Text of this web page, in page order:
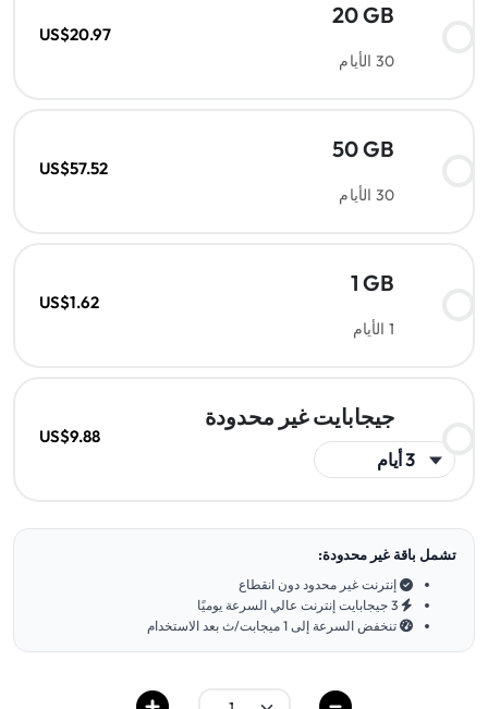
20 GB
30 الأيام
US$20.97
50 GB
30 الأيام
US$57.52
1 GB
1 الأيام
US$1.62
جيجابايت غير محدودة
US$9.88
تشمل باقة غير محدودة:
إنترنت غير محدود دون انقطاع
3 جيجابايت إنترنت عالي السرعة يوميًا
تنخفض السرعة إلى 1 ميجابت/ث بعد الاستخدام